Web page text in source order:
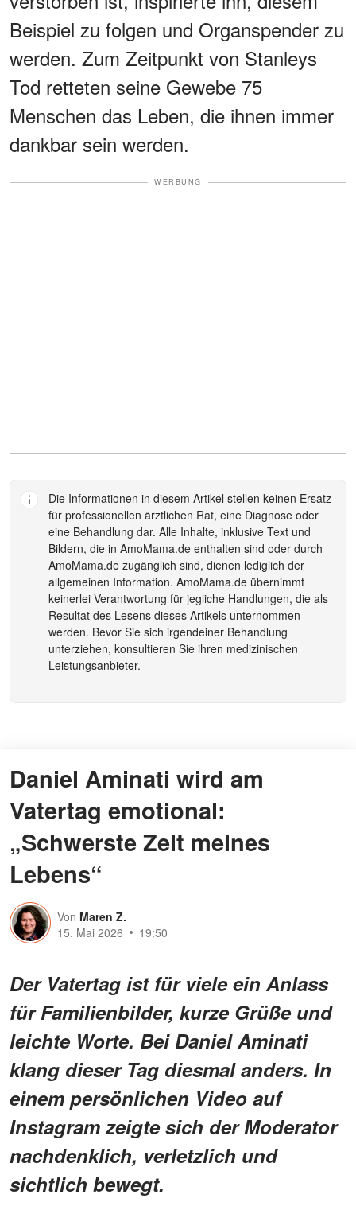
Beispiel zu folgen und Organspender zu
werden. Zum Zeitpunkt von Stanleys
Tod retteten seine Gewebe 75
Menschen das Leben, die ihnen immer
dankbar sein werden.
WERBUNG
Die Informationen in diesem Artikel stellen keinen Ersatz
für professionellen ärztlichen Rat, eine Diagnose oder
eine Behandlung dar. Alle Inhalte, inklusive Text und
Bildern, die in AmoMama.de enthalten sind oder durch
AmoMama.de zugänglich sind, dienen lediglich der
allgemeinen Information. AmoMama.de übernimmt
keinerlei Verantwortung für jegliche Handlungen, die als
Resultat des Lesens dieses Artikels unternommen
werden. Bevor Sie sich irgendeiner Behandlung
unterziehen, konsultieren Sie ihren medizinischen
Leistungsanbieter.
Daniel Aminati wird am
Vatertag emotional:
„Schwerste Zeit meines
Lebens“
Von Maren Z.
15. Mai 2026
19:50
Der Vatertag ist für viele ein Anlass
für Familienbilder, kurze Grüße und
leichte Worte. Bei Daniel Aminati
klang dieser Tag diesmal anders. In
einem persönlichen Video auf
Instagram zeigte sich der Moderator
nachdenklich, verletzlich und
sichtlich bewegt.